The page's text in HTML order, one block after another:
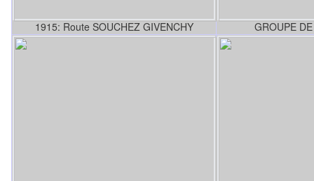
1915: Route SOUCHEZ GIVENCHY GROUPE